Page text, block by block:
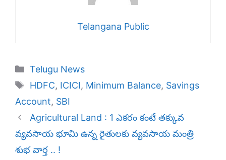
Telangana Public
Categories
Telugu News
Tags
HDFC, ICICI, Minimum Balance, Savings
Account, SBI
Agricultural Land : 1 ఎకరం కంటే తక్కువ
వ్యవసాయ భూమి ఉన్న రైతులకు వ్యవసాయ మంత్రి
శుభ వార్త .. !